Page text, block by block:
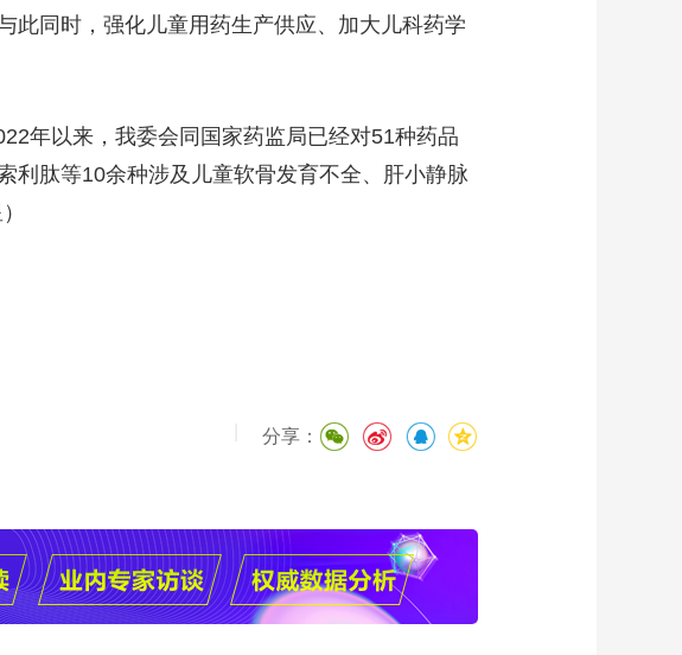
此同时，强化儿童用药生产供应、加大儿科药学
年以来，我委会同国家药监局已经对51种药品
利肽等10余种涉及儿童软骨发育不全、肝小静脉
分享：